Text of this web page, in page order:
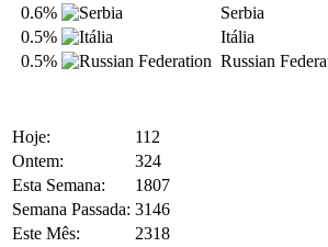
0.6%
Serbia
0.5%
Itália
0.5%
Russian
Hoje:
112
Ontem:
324
Esta Semana:
1807
Semana Passada: 3146
Este Mês:
2318